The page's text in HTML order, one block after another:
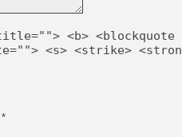
[GK] Beast of
[GK] Ubisoft : fin de partie
[GK] Mémoire cash -
[GK] Dan Houser (GTA)
[GK] Comment EA Sports
[GK] Crimson Moon : un
[GK] Isle of Reveries : le
[GK] Moonlighter 2 : The
[GK] Capcom relance
<b> <blockquote
<s> <strike>
*